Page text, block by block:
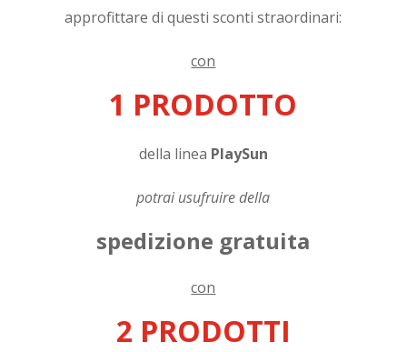
approfittare di questi sconti straordinari:
con
1 PRODOTTO
della linea PlaySun
potrai usufruire della
spedizione gratuita
con
2 PRODOTTI